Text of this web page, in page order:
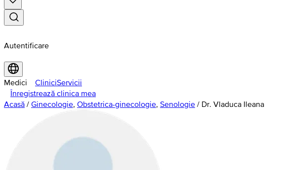
Autentificare
Medici CliniciServicii
Înregistrează clinica mea
Acasă / Ginecologie, Obstetrica-ginecologie, Senologie / Dr. Vladuca Ileana